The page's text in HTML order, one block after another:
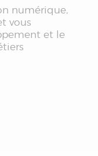
numérique,
vous
et le